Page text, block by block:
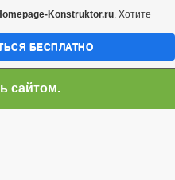
сайтом.
Konstruktor.ru. Хотите
БЕСПЛАТНО